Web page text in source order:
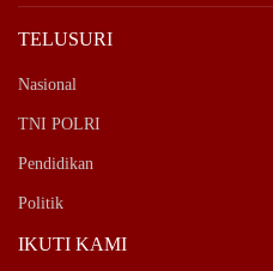
TELUSURI
Nasional
TNI POLRI
Pendidikan
Politik
IKUTI KAMI